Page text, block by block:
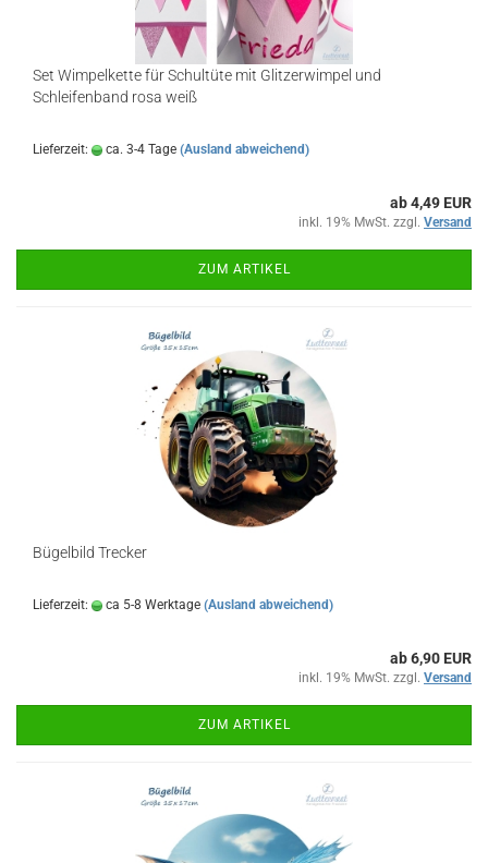
Set Wimpelkette für Schultüte mit Glitzerwimpel und
Schleifenband rosa weiß
Lieferzeit: ca. 3-4 Tage (Ausland abweichend)
ab 4,49 EUR
inkl. 19% MwSt. zzgl. Versand
ZUM ARTIKEL
Bügelbild Trecker
Lieferzeit: ca 5-8 Werktage (Ausland abweichend)
ab 6,90 EUR
inkl. 19% MwSt. zzgl. Versand
ZUM ARTIKEL